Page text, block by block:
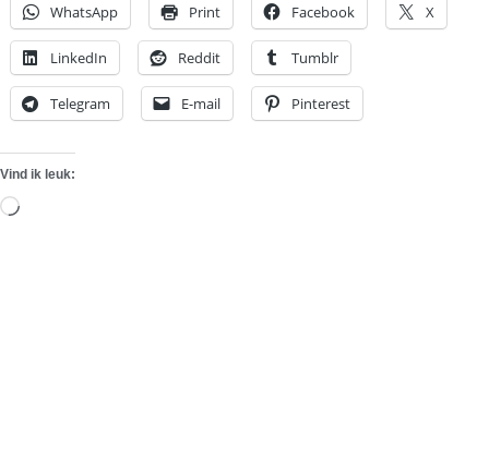
WhatsApp Print Facebook X
LinkedIn Reddit Tumblr
Telegram E-mail Pinterest
Vind ik leuk:
Aan